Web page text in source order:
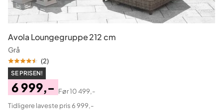
Avola Loungegruppe 212 cm
Grå
(2)
SE PRISEN!
Pris
6 999,-
Original
Før10 499,-
Tidligere laveste pris 6 999,-